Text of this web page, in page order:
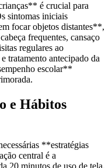
é crucial para
sintomas iniciais
focar objetos distantes**,
frequentes, cansaço
regulares ao
tratamento antecipado da
escolar**
e Hábitos
**estratégias
central é a
20 minutos de uso de tela,